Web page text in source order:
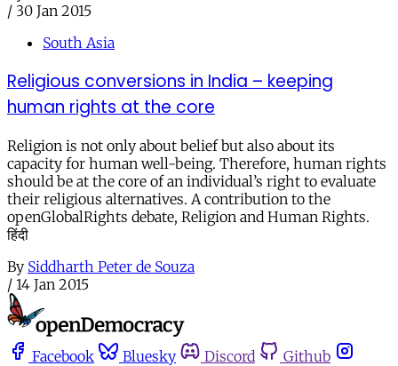
/ 30 Jan 2015
South Asia
Religious conversions in India – keeping
human rights at the core
Religion is not only about belief but also about its
capacity for human well-being. Therefore, human rights
should be at the core of an individual’s right to evaluate
their religious alternatives. A contribution to the
openGlobalRights debate, Religion and Human Rights.
हिंदी
By Siddharth Peter de Souza
/ 14 Jan 2015
Facebook Bluesky Discord
Github